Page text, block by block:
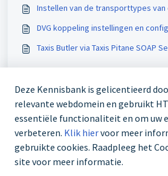
Instellen van de transporttypes van
DVG koppeling instellingen en
Taxis Butler via Taxis Pitane SOAP
Servicedesk +31 85
Deze Kennisbank is gelicentieerd
relevante webdomein en gebruikt
essentiële functionaliteit en om uw
verbeteren. Klik hiervoor meer
gebruikte cookies. Raadpleeg het
site voor meer informatie.